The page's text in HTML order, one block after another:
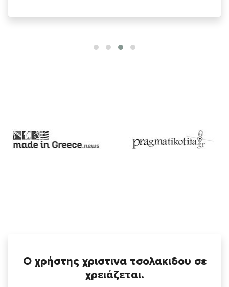
Ο χρήστης χριστινα τσολακιδου σε
χρειάζεται.